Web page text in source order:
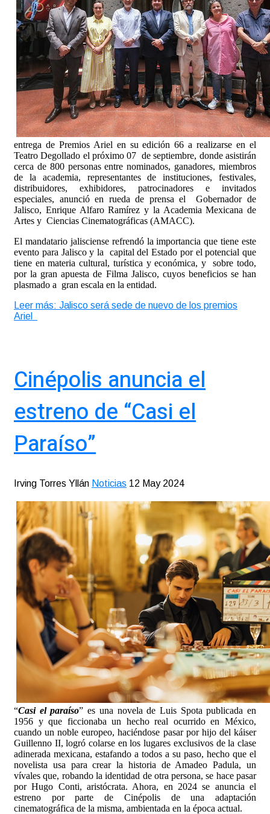
entrega de Premios Ariel en su edición 66 a realizarse en el
Teatro Degollado el próximo 07 de septiembre, donde asistirán
cerca de 800 personas entre nominados, ganadores, miembros
de la academia, representantes de instituciones, festivales,
distribuidores, exhibidores, patrocinadores e invitados
especiales, anunció en rueda de prensa el Gobernador de
Jalisco, Enrique Alfaro Ramírez y la Academia Mexicana de
Artes y Ciencias Cinematográficas (AMACC).
El mandatario jalisciense refrendó la importancia que tiene este
evento para Jalisco y la capital del Estado por el potencial que
tiene en materia cultural, turística y económica, y sobre todo,
por la gran apuesta de Filma Jalisco, cuyos beneficios se han
plasmado a gran escala en la entidad.
Leer más: Jalisco será sede de nuevo de los premios
Ariel
Cinépolis anuncia el
estreno de “Casi el
Paraíso”
Irving Torres Yllán Noticias 12 May 2024
“Casi el paraíso” es una novela de Luis Spota publicada en
1956 y que ficcionaba un hecho real ocurrido en México,
cuando un noble europeo, haciéndose pasar por hijo del káiser
Guillenno II, logró colarse en los lugares exclusivos de la clase
adinerada mexicana, estafando a todos a su paso, hecho que el
novelista usa para crear la historia de Amadeo Padula, un
vívales que, robando la identidad de otra persona, se hace pasar
por Hugo Conti, aristócrata. Ahora, en 2024 se anuncia el
estreno por parte de Cinépolis de una adaptación
cinematográfica de la misma, ambientada en la época actual.